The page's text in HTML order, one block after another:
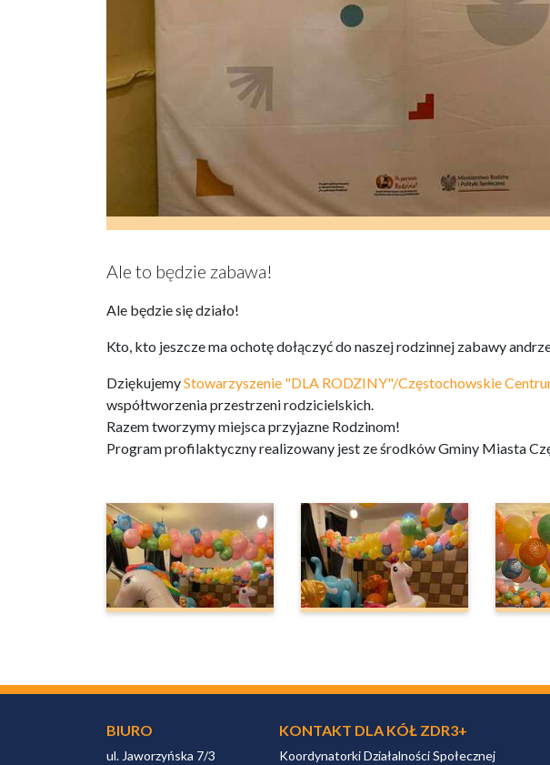
Ale to będzie zabawa!
Ale będzie się działo!
Kto, kto jeszcze ma ochotę dołączyć do naszej rodzinnej zabawy
DziękujemyStowarzyszenie "DLA RODZINY"/Częstochowskie
współtworzenia przestrzeni rodzicielskich.
Razem tworzymy miejsca przyjazne Rodzinom!
Program profilaktyczny realizowany jest ze środków Gminy Miasta
BIURO
ul. Jaworzyńska 7/3
KONTAKT DLA KÓŁ ZDR3+
Koordynatorki Działalności Społecznej